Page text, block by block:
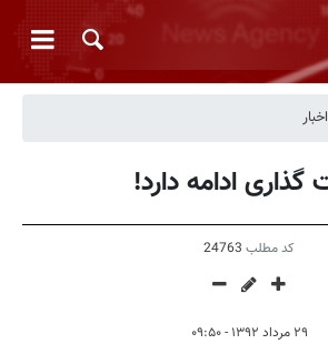
ادامه دارد!
کد مطلب 24763
۲۹ مرداد ۱۳۹۲ - ۰۹:۵۰